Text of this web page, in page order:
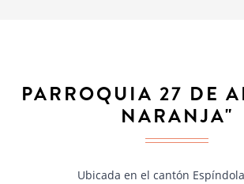
PARROQUIA 27 DE
NARANJA"
Ubicada en el cantón